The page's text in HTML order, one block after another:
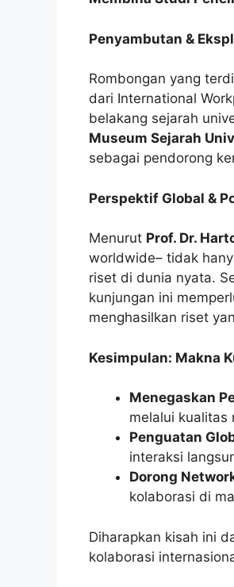
Penyambutan &
Rombongan yang
dari International
belakang sejarah
Museum Sejarah
sebagai pendorong
Perspektif Global &
Menurut Prof. Dr.
worldwide– tidak
riset di dunia nyata.
kunjungan ini
menghasilkan riset
Kesimpulan: Makna
Menegaskan
melalui kualitas
Penguatan
interaksi
Dorong
kolaborasi di
Diharapkan kisah ini
kolaborasi